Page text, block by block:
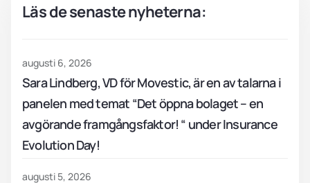
Läs de senaste nyheterna:
Sara Lindberg, VD för Movestic, är en av talarna i
panelen med temat “Det öppna bolaget – en
avgörande framgångsfaktor! “ under Insurance
Evolution Day!
augusti 6, 2026
augusti 5, 2026